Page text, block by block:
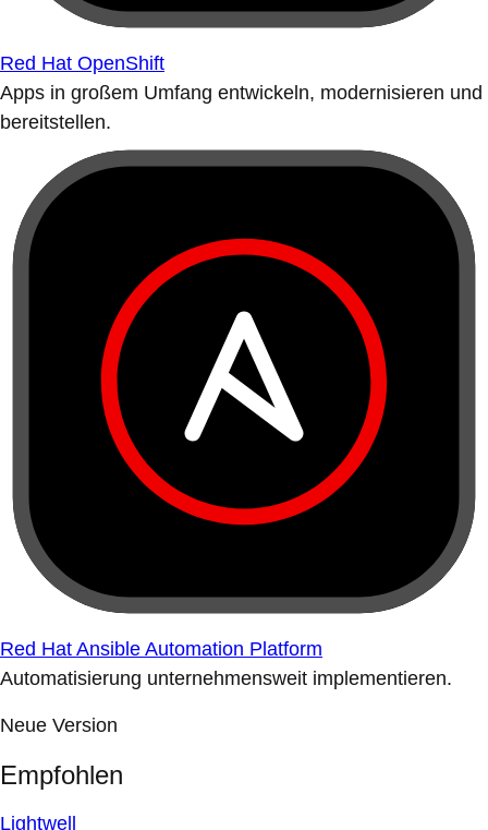
Red Hat OpenShift
Apps in großem Umfang entwickeln, modernisieren und
bereitstellen.
Red Hat Ansible Automation Platform
Automatisierung unternehmensweit implementieren.
Neue Version
Empfohlen
Lightwell